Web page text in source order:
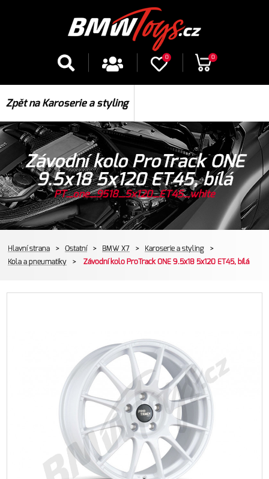
0 0
Zpět na Karoserie a styling
Závodní kolo ProTrack ONE
9.5x18 5x120 ET45, bílá
PT_one_9518_5x120_ET45_white
Hlavní strana > Ostatní > BMW X7 > Karoserie a styling
>
Kola a pneumatiky
> Závodní kolo ProTrack ONE 9.5x18 5x120 ET45, bílá